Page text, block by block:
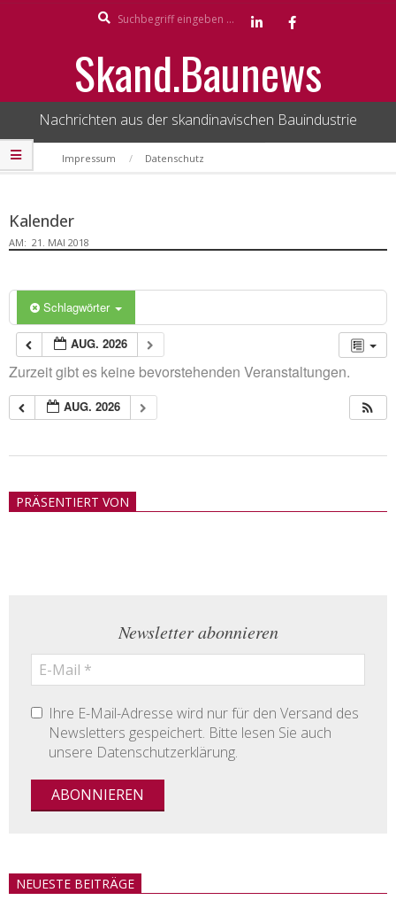
Skand.Baunews
Nachrichten aus der skandinavischen Bauindustrie
Secondary
Navigation
Impressum Datenschutz
Kalender
AM: 21. MAI 2018
Schlagwörter
AUG. 2026
Zurzeit gibt es keine bevorstehenden Veranstaltungen.
AUG. 2026
21PRÄSENTIERT VON
Newsletter abonnieren
Ihre E-Mail-Adresse wird nur für den Versand des
Newsletters gespeichert. Bitte lesen Sie auch
unsere Datenschutzerklärung.
NEUESTE BEITRÄGE